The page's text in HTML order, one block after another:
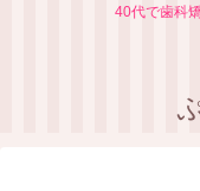
40代で歯科